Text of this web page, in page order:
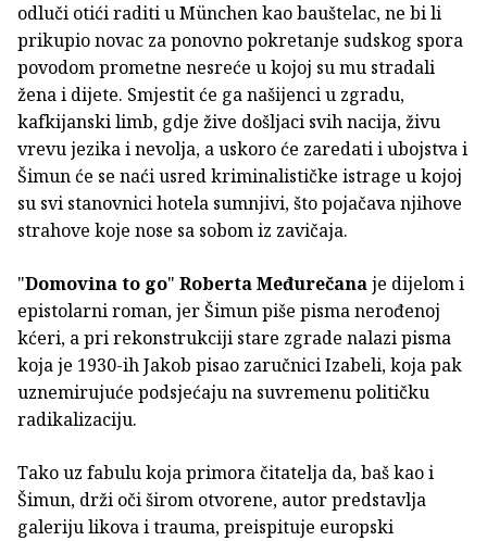
odluči otići raditi u München kao bauštelac, ne bi li
prikupio novac za ponovno pokretanje sudskog spora
povodom prometne nesreće u kojoj su mu stradali
žena i dijete. Smjestit će ga našijenci u zgradu,
kafkijanski limb, gdje žive došljaci svih nacija, živu
vrevu jezika i nevolja, a uskoro će zaredati i ubojstva i
Šimun će se naći usred kriminalističke istrage u kojoj
su svi stanovnici hotela sumnjivi, što pojačava njihove
strahove koje nose sa sobom iz zavičaja.
"Domovina to go" Roberta Međurečanaje dijelom i
epistolarni roman, jer Šimun piše pisma nerođenoj
kćeri, a pri rekonstrukciji stare zgrade nalazi pisma
koja je 1930-ih Jakob pisao zaručnici Izabeli, koja pak
uznemirujuće podsjećaju na suvremenu političku
radikalizaciju.
Tako uz fabulu koja primora čitatelja da, baš kao i
Šimun, drži oči širom otvorene, autor predstavlja
galeriju likova i trauma, preispituje europski